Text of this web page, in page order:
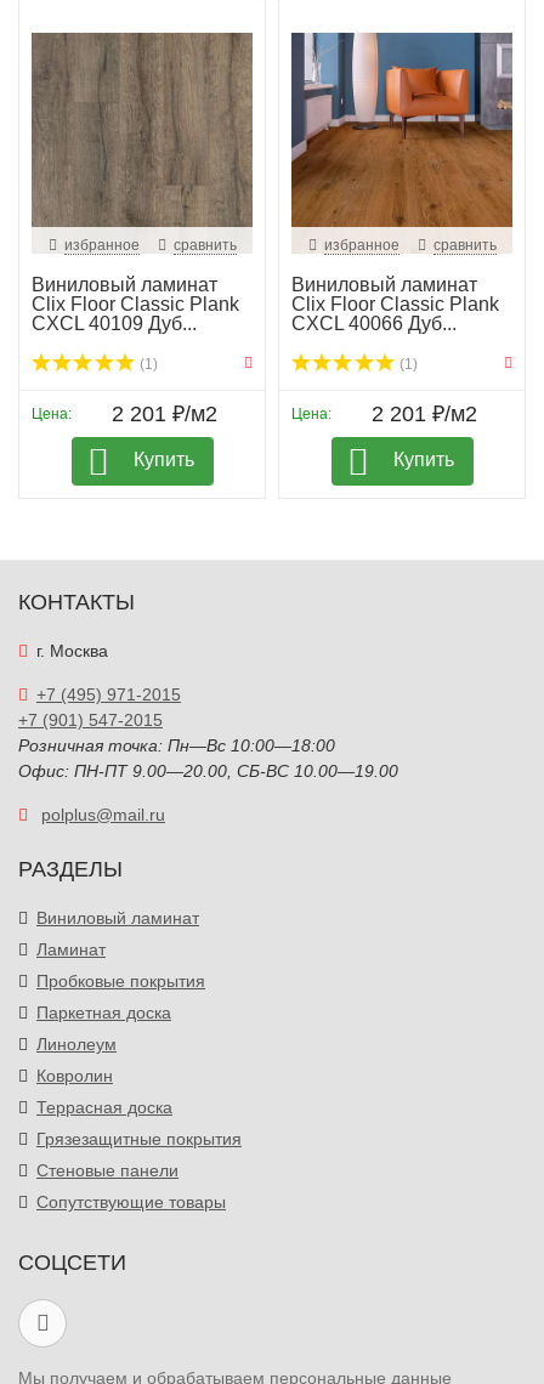
избранное сравнить
Виниловый ламинат
Clix Floor Classic Plank
CXCL 40109 Дуб...
(1)
Цена: 2 201 ₽/м2
Купить
избранное сравнить
Виниловый ламинат
Clix Floor Classic Plank
CXCL 40066 Дуб...
(1)
Цена: 2 201 ₽/м2
Купить
КОНТАКТЫ
г. Москва
+7 (495) 971-2015
+7 (901) 547-2015
Розничная точка: Пн—Вс 10:00—18:00
Офис: ПН-ПТ 9.00—20.00, СБ-ВС 10.00—19.00
polplus@mail.ru
РАЗДЕЛЫ
Виниловый ламинат
Ламинат
Пробковые покрытия
Паркетная доска
Линолеум
Ковролин
Террасная доска
Грязезащитные покрытия
Стеновые панели
Сопутствующие товары
СОЦСЕТИ
Мы получаем и обрабатываем персональные данные